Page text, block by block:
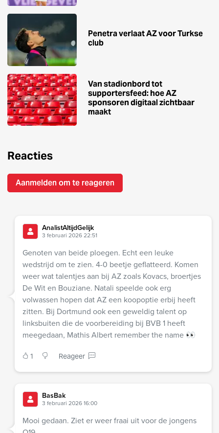
Penetra verlaat AZ voor Turkse
club
Van stadionbord tot
supportersfeed: hoe AZ
sponsoren digitaal zichtbaar
maakt
Reacties
Aanmelden om te reageren
AnalistAltijdGelijk
3 februari 2026 22:51
Genoten van beide ploegen. Echt een leuke
wedstrijd om te zien. 4-0 beetje geflatteerd. Komen
weer wat talentjes aan bij AZ zoals Kovacs, broertjes
De Wit en Bouziane. Natali speelde ook erg
volwassen hopen dat AZ een koopoptie erbij heeft
zitten. Bij Dortmund ook een geweldig talent op
linksbuiten die de voorbereiding bij BVB 1 heeft
meegedaan, Mathis Albert remember the name 👀
1 Reageer
BasBak
3 februari 2026 16:00
Mooi gedaan. Ziet er weer fraai uit voor de jongens